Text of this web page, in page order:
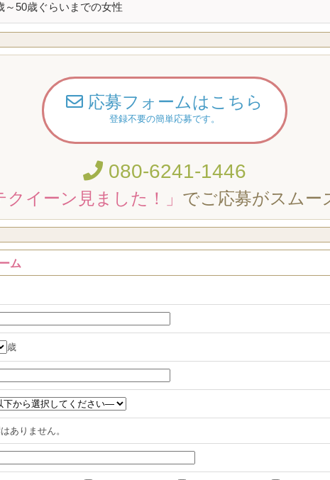
～50歳ぐらいまでの女性
応募フォームはこちら
登録不要の簡単応募です。
080-6241-1446
クイーン見ました！」 でご応募がスムー
ム
歳
ありません。